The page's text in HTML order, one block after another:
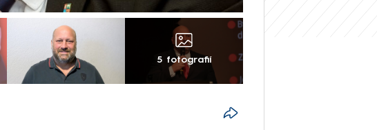
5 fotografií